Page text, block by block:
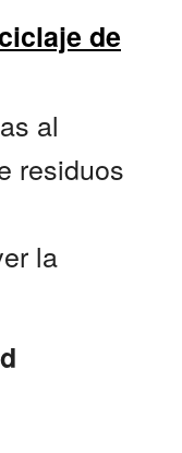
de
al
residuos
la